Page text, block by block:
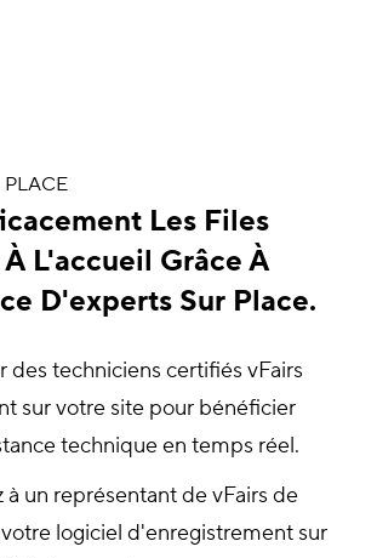
PLACE
Les Files
L'accueil Grâce À
D'experts Sur Place.
des techniciens certifiés vFairs
sur votre site pour bénéficier
technique en temps réel.
à un représentant de vFairs de
logiciel d'enregistrement sur